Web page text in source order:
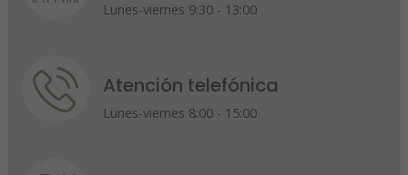
Lunes-viernes 9:30 - 13:00
Atención telefónica
Lunes-viernes 8:00 - 15:00